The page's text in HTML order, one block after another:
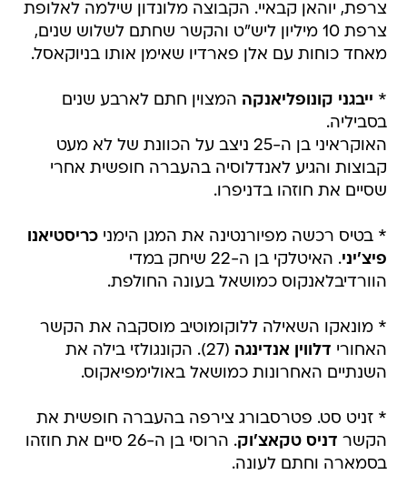
צרפת, יוהאן קבאיי. הקבוצה מלונדון שילמה לאלופת
צרפת 10 מיליון ליש"ט והקשר שחתם לשלוש שנים,
מאחד כוחות עם אלן פארדיו שאימן אותו בניוקאסל.
* ייבגני קונופליאנקה המצוין חתם לארבע שנים
בסביליה.
האוקראיני בן ה-25 ניצב על הכוונת של לא מעט
קבוצות והגיע לאנדלוסיה בהעברה חופשית אחרי
שסיים את חוזהו בדניפרו.
* בטיס רכשה מפיורנטינה את המגן הימניכריסטיאנו
פיצ'יני
. האיטלקי בן ה-22 שיחק במדי
הוורדיבלאנקוס כמושאל בעונה החולפת.
* מונאקו השאילה ללוקומוטיב מוסקבה את הקשר
האחורי דלווין אנדינגה
(27). הקונגולזי בילה את
השנתיים האחרונות כמושאל באולימפיאקוס.
* זניט סט. פטרסבורג צירפה בהעברה חופשית את
הקשר דניס טקאצ'וק
. הרוסי בן ה-26 סיים את חוזהו
בסמארה וחתם לעונה.